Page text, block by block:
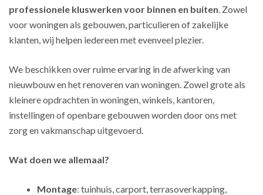
professionele kluswerken voor binnen en buiten. Zowel
voor woningen als gebouwen, particulieren of zakelijke
klanten, wij helpen iedereen met evenveel plezier.
We beschikken over ruime ervaring in de afwerking van
nieuwbouw en het renoveren van woningen. Zowel grote als
kleinere opdrachten in woningen, winkels, kantoren,
instellingen of openbare gebouwen worden door ons met
zorg en vakmanschap uitgevoerd.
Wat doen we allemaal?
Montage: tuinhuis, carport, terrasoverkapping,